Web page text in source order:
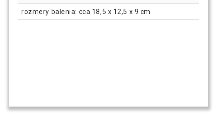
rozmery balenia: cca 18,5 x 12,5 x 9 cm